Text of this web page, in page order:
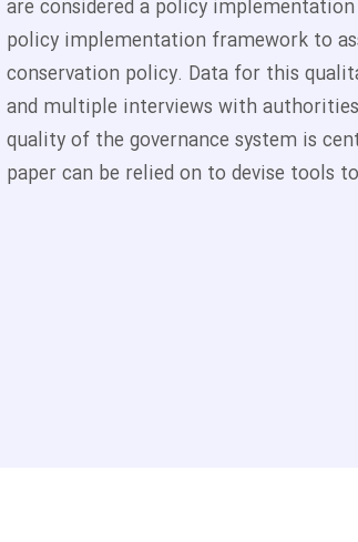
are considered a policy
policy implementation framework to
conservation policy. Data for this
and multiple interviews with
quality of the governance system is
paper can be relied on to devise tools